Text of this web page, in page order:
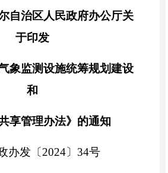
自治区人民政府办公厅关
于印发
象监测设施统筹规划建设
和
享管理办法》的通知
办发〔2024〕 34号